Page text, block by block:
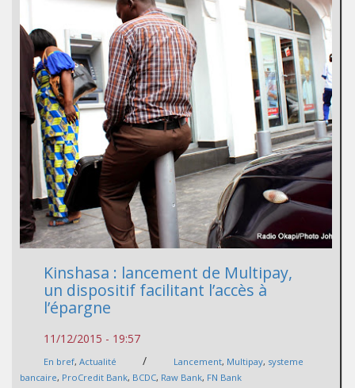
Kinshasa : lancement de Multipay,
un dispositif facilitant l’accès à
l’épargne
11/12/2015 - 19:57
En bref, Actualité / Lancement, Multipay, systeme
bancaire, ProCredit Bank, BCDC, Raw Bank, FN Bank